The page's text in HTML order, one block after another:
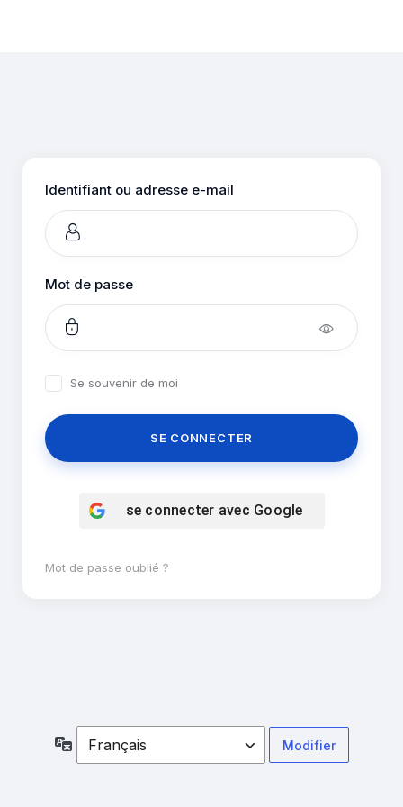
Identifiant ou adresse e-mail
Mot de passe
Se souvenir de moi
se connecter avec Google
Mot de passe oublié ?
Langue